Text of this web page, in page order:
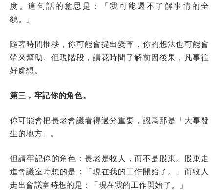
度。這句話的意思是：「我可能還不了解事情的全
貌。」
隨著時間推移，你可能會提出變革，你的想法也可能會
帶來幫助。但現階段，請花時間了解前因後果，凡事往
好處想。
第三，牢記你的角色。
你可能會把長老會議看得過分重要，認爲那是「大事發
生的地方」。
但請牢記你的角色：長老是牧人，而不是股東。股東走
進會議室時想的是：「現在我的工作開始了。」而牧人
走出會議室時想的是：「現在我的工作開始了。」